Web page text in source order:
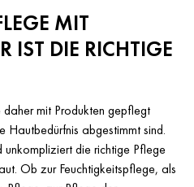
MIT
IST DIE RICHTIGE
mit Produkten gepflegt
Hautbedürfnis abgestimmt sind.
unkompliziert die richtige Pflege
Ob zur Feuchtigkeitspflege, als